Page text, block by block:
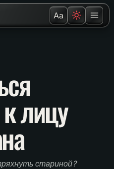
Aa
лицу
стариной?